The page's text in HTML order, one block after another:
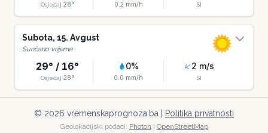
Osjećaj 28° 0.2 mm/h SI
Subota, 15. Avgust
Sunčano vrijeme
29° / 16°
Osjećaj 28°
0%
0.0 mm/h
2 m/s
SI
© 2026 vremenskaprognoza.ba | Politika privatnosti
Geolokacijski podaci: Photon i OpenStreetMap